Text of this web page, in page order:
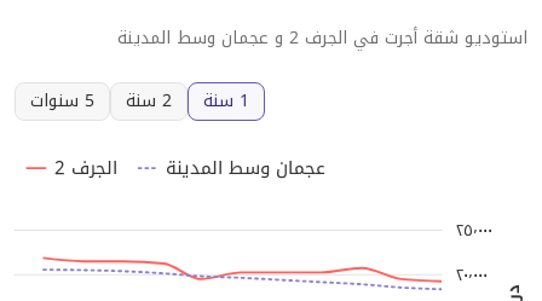
استوديو شقة أجرت في الجرف 2 و عجمان وسط المدينة
1 سنة
2 سنة 5 سنوات
٢٠٬٠٠٠
٢٥٬٠٠٠
الجرف 2 عجمان وسط المدينة